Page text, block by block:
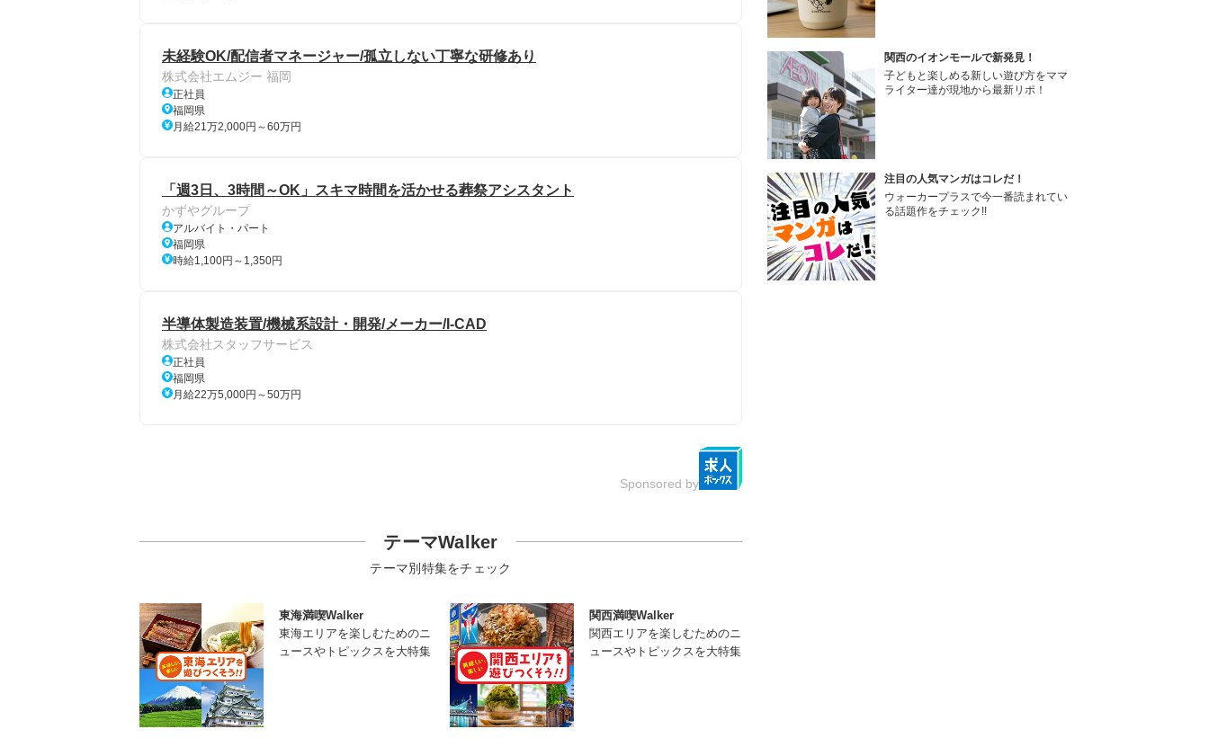
未経験OK/配信者マネージャー/孤立しない丁寧な研修あり
株式会社エムジー 福岡
正社員
福岡県
月給21万2,000円～60万円
「週3日、3時間～OK」スキマ時間を活かせる葬祭アシスタント
かずやグループ
アルバイト・パート
福岡県
時給1,100円～1,350円
半導体製造装置/機械系設計・開発/メーカー/I-CAD
株式会社スタッフサービス
正社員
福岡県
月給22万5,000円～50万円
Sponsored by
テーマWalker
テーマ別特集をチェック
東海満喫Walker
東海エリアを楽しむためのニ
ュースやトピックスを大特集
関西満喫Walker
関西エリアを楽しむためのニ
ュースやトピックスを大特集
関西のイオンモールで新発見！
子どもと楽しめる新しい遊び方をママ
ライター達が現地から最新リポ！
注目の人気マンガはコレだ！
ウォーカープラスで今一番読まれてい
る話題作をチェック!!